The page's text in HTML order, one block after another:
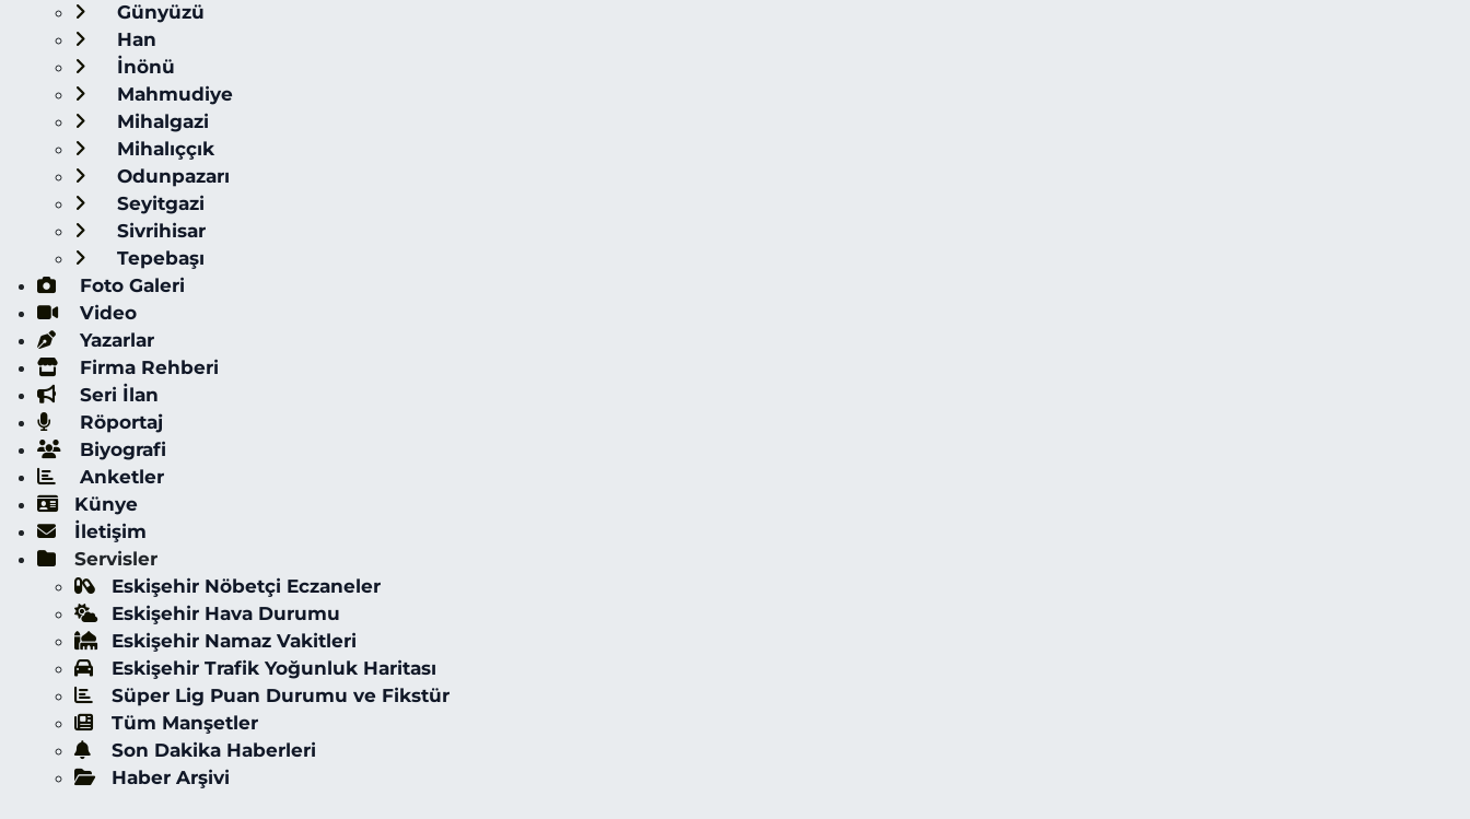
Günyüzü
Han
İnönü
Mahmudiye
Mihalgazi
Mihalıççık
Odunpazarı
Seyitgazi
Sivrihisar
Tepebaşı
Foto Galeri
Video
Yazarlar
Firma Rehberi
Seri İlan
Röportaj
Biyografi
Anketler
Künye
İletişim
Servisler
Eskişehir Nöbetçi Eczaneler
Eskişehir Hava Durumu
Eskişehir Namaz Vakitleri
Eskişehir Trafik Yoğunluk Haritası
Süper Lig Puan Durumu ve Fikstür
Tüm Manşetler
Son Dakika Haberleri
Haber Arşivi